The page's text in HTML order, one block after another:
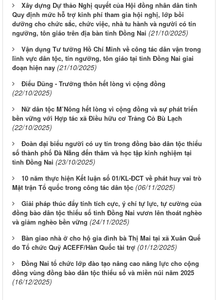
Xây dựng Dự thảo Nghị quyết của Hội đồng nhân dân tỉnh
Quy định mức hỗ trợ kinh phí tham gia hội nghị, lớp bồi
dưỡng cho chức sắc, chức việc, nhà tu hành và người có tín
ngưỡng, tôn giáo trên địa bàn tỉnh Đồng Nai (21/10/2025)
Vận dụng Tư tưởng Hồ Chí Minh về công tác dân vận trong
lĩnh vực dân tộc, tín ngưỡng, tôn giáo tại tỉnh Đồng Nai giai
đoạn hiện nay (21/10/2025)
Điểu Dũng - Trưởng thôn hết lòng vì cộng đồng
(22/10/2025)
Nữ dân tộc M’Nông hết lòng vì cộng đồng và sự phát triển
bền vững với Hợp tác xã Điều hữu cơ Trảng Cỏ Bù Lạch
(22/10/2025)
Đoàn đại biểu người có uy tín trong đồng bào dân tộc thiểu
số thành phố Đà Nẵng đến thăm và học tập kinh nghiệm tại
tỉnh Đồng Nai (23/10/2025)
10 năm thực hiện Kết luận số 01/KL-ĐCT về phát huy vai trò
Mặt trận Tổ quốc trong công tác dân tộc (06/11/2025)
Giải pháp thúc đẩy tính tích cực, ý chí tự lực, tự cường của
đồng bào dân tộc thiểu số tỉnh Đồng Nai vươn lên thoát nghèo
và giảm nghèo bền vững (24/11/2025)
Bàn giao nhà ở cho hộ gia đình bà Thị Mai tại xã Xuân Quế
do Tổ chức Quỹ ACEFF/Hàn Quốc tài trợ (01/12/2025)
Đồng Nai tổ chức lớp đào tạo nâng cao năng lực cho cộng
đồng vùng đồng bào dân tộc thiểu số và miền núi năm 2025
(16/12/2025)